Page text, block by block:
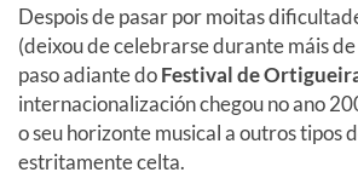
Despois de pasar por moitas
(deixou de celebrarse durante máis
paso adiante doFestival de
internacionalización chegou no ano
o seu horizonte musical a outros tipos
estritamente celta.